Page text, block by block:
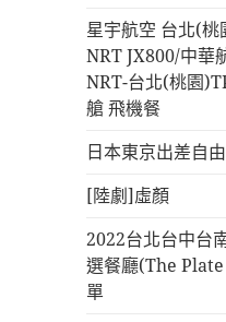
星宇航空 台北(桃
NRT JX800/中華
NRT-台北(桃園
艙 飛機餐
日本東京出差自
[陸劇]虛顏
2022台北台中台
選餐廳(The
單